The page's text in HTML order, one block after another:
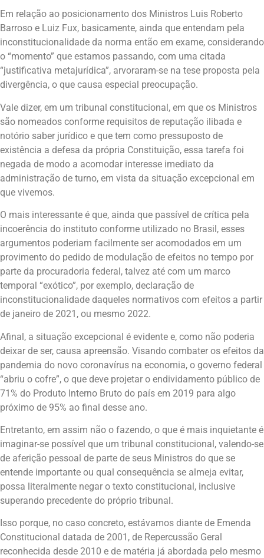
Em relação ao posicionamento dos Ministros Luis Roberto
Barroso e Luiz Fux, basicamente, ainda que entendam pela
inconstitucionalidade da norma então em exame, considerando
o “momento” que estamos passando, com uma citada
“justificativa metajurídica”, arvoraram-se na tese proposta pela
divergência, o que causa especial preocupação.
Vale dizer, em um tribunal constitucional, em que os Ministros
são nomeados conforme requisitos de reputação ilibada e
notório saber jurídico e que tem como pressuposto de
existência a defesa da própria Constituição, essa tarefa foi
negada de modo a acomodar interesse imediato da
administração de turno, em vista da situação excepcional em
que vivemos.
O mais interessante é que, ainda que passível de crítica pela
incoerência do instituto conforme utilizado no Brasil, esses
argumentos poderiam facilmente ser acomodados em um
provimento do pedido de modulação de efeitos no tempo por
parte da procuradoria federal, talvez até com um marco
temporal “exótico”, por exemplo, declaração de
inconstitucionalidade daqueles normativos com efeitos a partir
de janeiro de 2021, ou mesmo 2022.
Afinal, a situação excepcional é evidente e, como não poderia
deixar de ser, causa apreensão. Visando combater os efeitos da
pandemia do novo coronavírus na economia, o governo federal
“abriu o cofre”, o que deve projetar o endividamento público de
71% do Produto Interno Bruto do país em 2019 para algo
próximo de 95% ao final desse ano.
Entretanto, em assim não o fazendo, o que é mais inquietante é
imaginar-se possível que um tribunal constitucional, valendo-se
de aferição pessoal de parte de seus Ministros do que se
entende importante ou qual consequência se almeja evitar,
possa literalmente negar o texto constitucional, inclusive
superando precedente do próprio tribunal.
Isso porque, no caso concreto, estávamos diante de Emenda
Constitucional datada de 2001, de Repercussão Geral
reconhecida desde 2010 e de matéria já abordada pelo mesmo